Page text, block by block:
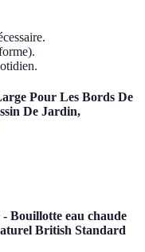
Pour Les Bords De
De Jardin,
Bouillotte eau chaude
British Standard